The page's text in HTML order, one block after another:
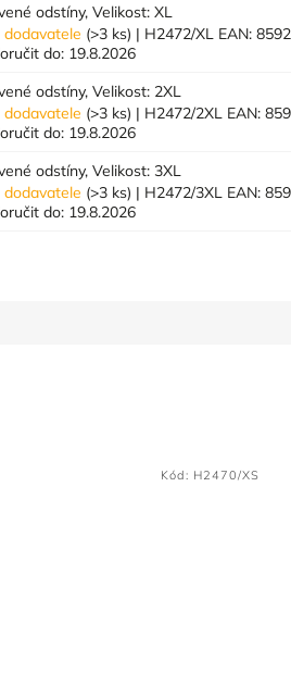
odstíny, Velikost: XL
dodavatele (>3 ks) | H2472/XL EAN:
do: 19.8.2026
odstíny, Velikost: 2XL
dodavatele (>3 ks) | H2472/2XL EAN:
do: 19.8.2026
odstíny, Velikost: 3XL
dodavatele (>3 ks) | H2472/3XL EAN:
do: 19.8.2026
Kód: H2470/XS